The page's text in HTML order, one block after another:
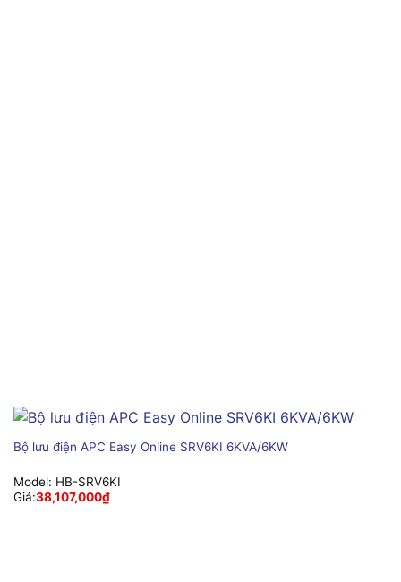
Bộ lưu điện APC Easy Online SRV6KI 6KVA/6KW
Model: HB-SRV6KI
Giá:38,107,000₫